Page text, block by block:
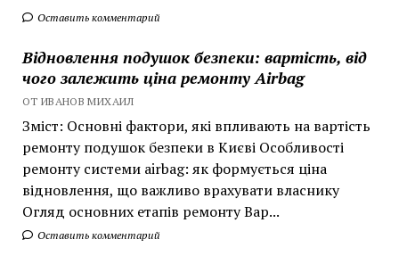
Оставить комментарий
Відновлення подушок безпеки: вартість, від
чого залежить ціна ремонту Airbag
ОТ ИВАНОВ МИХАИЛ
Зміст: Основні фактори, які впливають на вартість
ремонту подушок безпеки в Києві Особливості
ремонту системи airbag: як формується ціна
відновлення, що важливо врахувати власнику
Огляд основних етапів ремонту Вар...
Оставить комментарий